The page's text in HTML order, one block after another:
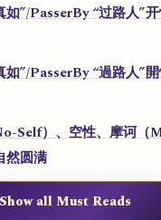
如”/PasserBy “过路人”
如”/PasserBy “過路人”
Self）、空性、摩诃（
然圆满
Show all Must Reads